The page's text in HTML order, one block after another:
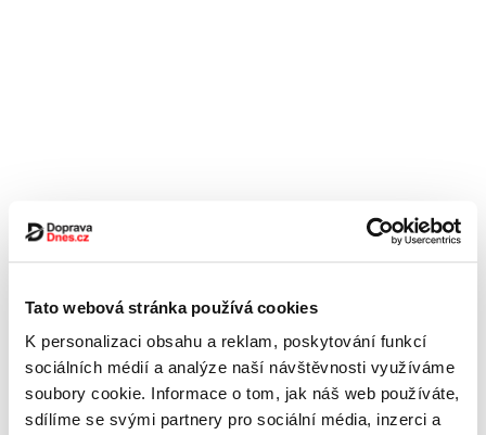
Tato webová stránka používá cookies
K personalizaci obsahu a reklam, poskytování funkcí
sociálních médií a analýze naší návštěvnosti využíváme
soubory cookie. Informace o tom, jak náš web používáte,
sdílíme se svými partnery pro sociální média, inzerci a